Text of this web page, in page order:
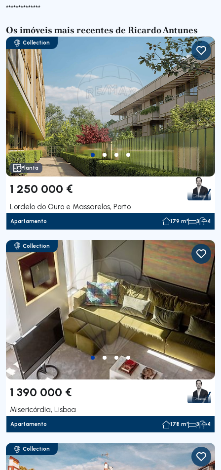
**************
Os imóveis mais recentes de Ricardo Antunes
Collection
Planta
1 250 000 €
Lordelo do Ouro e Massarelos, Porto
Apartamento 179 m² 3 4
Collection
1 390 000 €
Misericórdia, Lisboa
Apartamento 178 m² 3 4
Collection